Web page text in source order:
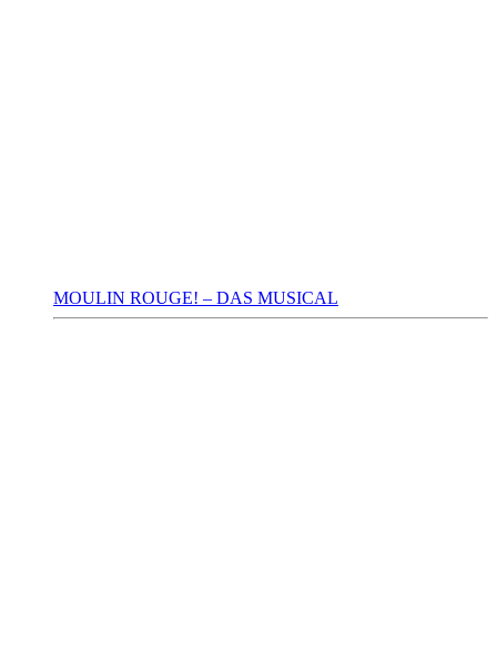
MOULIN ROUGE! – DAS MUSICAL